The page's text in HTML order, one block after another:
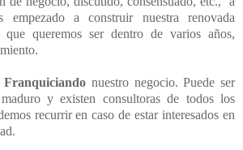
a construir nuestra renovada
que queremos ser dentro de varios años,
Franquiciando nuestro negocio. Puede ser
y existen consultoras de todos los
recurrir en caso de estar interesados en